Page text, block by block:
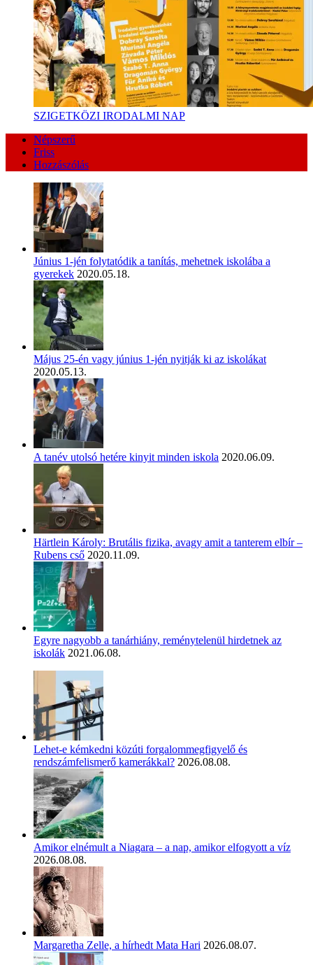
SZIGETKÖZI IRODALMI NAP
Népszerű
Friss
Hozzászólás
Június 1-jén folytatódik a tanítás, mehetnek iskolába a
gyerekek 2020.05.18.
Május 25-én vagy június 1-jén nyitják ki az iskolákat
2020.05.13.
A tanév utolsó hetére kinyit minden iskola 2020.06.09.
Härtlein Károly: Brutális fizika, avagy amit a tanterem elbír –
Rubens cső 2020.11.09.
Egyre nagyobb a tanárhiány, reménytelenül hirdetnek az
iskolák 2021.06.08.
Lehet-e kémkedni közúti forgalommegfigyelő és
rendszámfelismerő kamerákkal? 2026.08.08.
Amikor elnémult a Niagara – a nap, amikor elfogyott a víz
2026.08.08.
Margaretha Zelle, a hírhedt Mata Hari 2026.08.07.